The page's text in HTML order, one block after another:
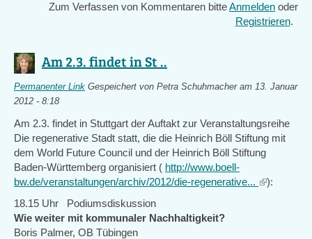
Zum Verfassen von Kommentaren bitteAnmelden oder
Registrieren.
Am 2.3. findet in St ..
Permanenter Link Gespeichert von Petra Schuhmacheram 13. Januar
2012 - 8:18
Am 2.3. findet in Stuttgart der Auftakt zur Veranstaltungsreihe
Die regenerative Stadt statt, die die Heinrich Böll Stiftung mit
dem World Future Council und der Heinrich Böll Stiftung
Baden-Württemberg organisiert ( http://www.boell-
bw.de/veranstaltungen/archiv/2012/die-regenerative... (link
):
18.15 Uhr Podiumsdiskussion
Wie weiter mit kommunaler Nachhaltigkeit?
Boris Palmer, OB Tübingen